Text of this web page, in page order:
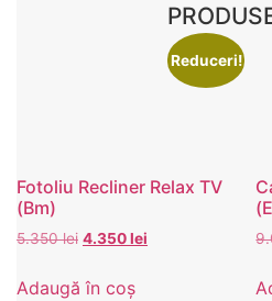
Reduceri!
Fotoliu Recliner Relax TV
(Bm)
5.350lei Prețul
a
4.350lei
Adaugă în coș